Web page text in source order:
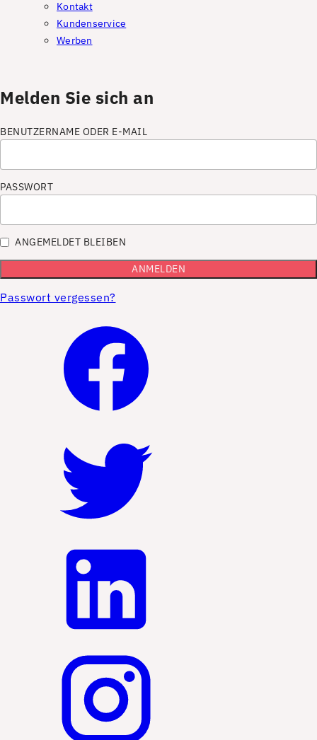
Kontakt
Kundenservice
Werben
Melden Sie sich an
BENUTZERNAME ODER E-MAIL
PASSWORT
ANGEMELDET BLEIBEN
Passwort vergessen?